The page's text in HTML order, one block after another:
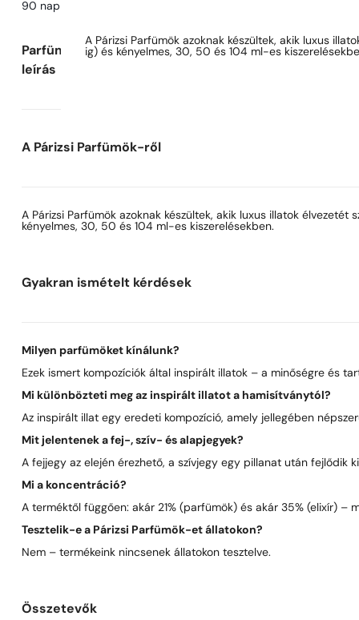
90 nap az illat
Parfüm
leírás
A Párizsi Parfümök azoknak készültek, akik luxus
ig) és kényelmes, 30, 50 és 104 ml-es
A Párizsi Parfümök-ről
A Párizsi Parfümök azoknak készültek, akik luxus illatok
kényelmes, 30, 50 és 104 ml-es kiszerelésekben.
Gyakran ismételt kérdések
Milyen parfümöket kínálunk?
Ezek ismert kompozíciók által inspirált illatok – a minőségre és
Mi különbözteti meg az inspirált illatot a hamisítványtól?
Az inspirált illat egy eredeti kompozíció, amely jellegében
Mit jelentenek a fej-, szív- és alapjegyek?
A fejjegy az elején érezhető, a szívjegy egy pillanat után fejlődik
Mi a koncentráció?
A terméktől függően: akár 21% (parfümök) és akár 35% (elixír) –
Tesztelik-e a Párizsi Parfümök-et állatokon?
Nem – termékeink nincsenek állatokon tesztelve.
Összetevők